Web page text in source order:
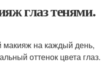
глаз тенями.
макияж на каждый день,
оттенок цвета глаз.